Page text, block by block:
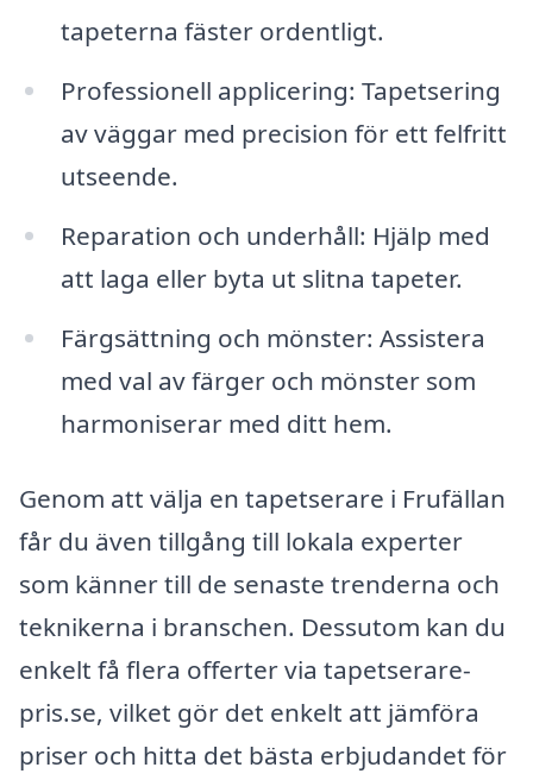
tapeterna fäster ordentligt.
Professionell applicering: Tapetsering
av väggar med precision för ett felfritt
utseende.
Reparation och underhåll: Hjälp med
att laga eller byta ut slitna tapeter.
Färgsättning och mönster: Assistera
med val av färger och mönster som
harmoniserar med ditt hem.
Genom att välja en tapetserare i Frufällan
får du även tillgång till lokala experter
som känner till de senaste trenderna och
teknikerna i branschen. Dessutom kan du
enkelt få flera offerter via tapetserare-
pris.se, vilket gör det enkelt att jämföra
priser och hitta det bästa erbjudandet för